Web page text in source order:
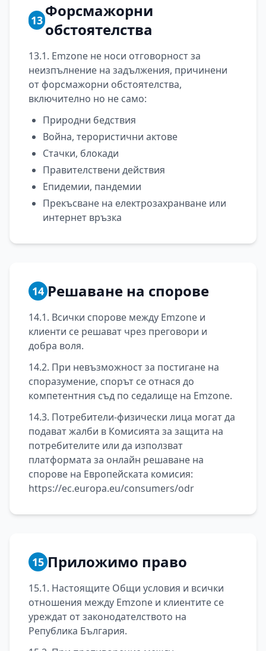
13 Форсмажорни
обстоятелства
13.1. Emzone не носи отговорност за
неизпълнение на задължения, причинени
от форсмажорни обстоятелства,
включително но не само:
Природни бедствия
Война, терористични актове
Стачки, блокади
Правителствени действия
Епидемии, пандемии
Прекъсване на електрозахранване или
интернет връзка
14 Решаване на спорове
14.1. Всички спорове между Emzone и
клиенти се решават чрез преговори и
добра воля.
14.2. При невъзможност за постигане на
споразумение, спорът се отнася до
компетентния съд по седалище на Emzone.
14.3. Потребители-физически лица могат да
подават жалби в Комисията за защита на
потребителите или да използват
платформата за онлайн решаване на
спорове на Европейската комисия:
https://ec.europa.eu/consumers/odr
15 Приложимо право
15.1. Настоящите Общи условия и всички
отношения между Emzone и клиентите се
уреждат от законодателството на
Република България.